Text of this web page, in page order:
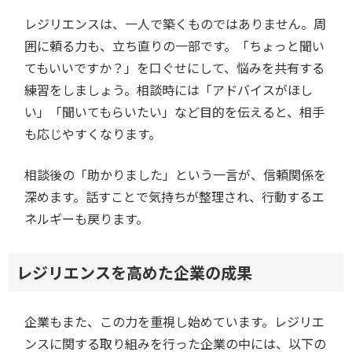
レジリエンスは、一人で築くものではありません。周
囲に頼る力も、立ち直りの一部です。「ちょっと聞い
てもいいですか？」を口ぐせにして、悩みを共有する
練習をしましょう。相談時には「アドバイスがほし
い」「聞いてもらいたい」など目的を伝えると、相手
も応じやすくなります。
相談後の「助かりました」という一言が、信頼関係を
深めます。話すことで気持ちが整理され、行動するエ
ネルギーも戻ります。
レジリエンスを高めた企業の成果
企業もまた、この力を重視し始めています。レジリエ
ンスに関する取り組みを行った企業の中には、以下の